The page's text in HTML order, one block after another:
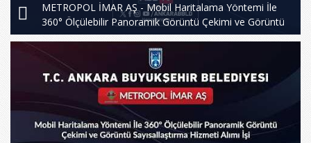
METROPOL İMAR AŞ - Mobil Haritalama Yöntemi İle
360° Ölçülebilir Panoramik Görüntü Çekimi ve Görüntü
Sayısallaştırma Hizmeti Alımı İşi - 2.Oturum